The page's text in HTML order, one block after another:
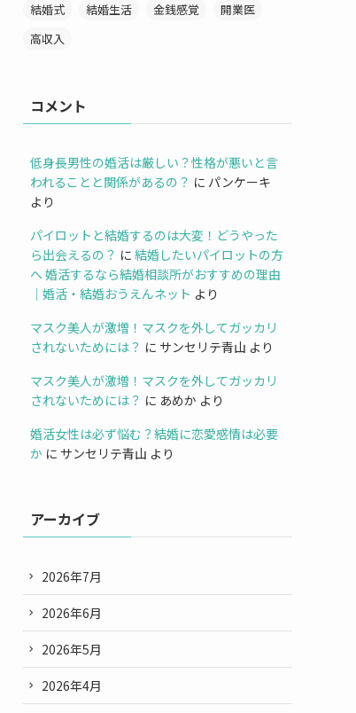
結婚式
結婚生活 金銭感覚
開業医
高収入
コメント
低身長男性の婚活は厳しい？性格が悪いと言
われることと関係があるの？ に パンケーキ
より
パイロットと結婚するのは大変！どうやった
ら出会えるの？ に 結婚したいパイロットの方
へ 婚活するなら結婚相談所がおすすめの理由
｜婚活・結婚おうえんネット より
マスク美人が激増！マスクを外してガッカリ
されないためには？ に サンセリテ青山 より
マスク美人が激増！マスクを外してガッカリ
されないためには？ に あめか より
婚活女性は必ず悩む？結婚に恋愛感情は必要
か に サンセリテ青山 より
アーカイブ
2026年7月
2026年6月
2026年5月
2026年4月